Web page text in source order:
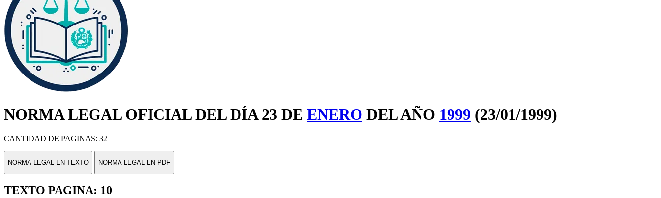
NORMA LEGAL OFICIAL DEL DÍA 23 DE ENERO DEL AÑO 1999 (23/01/1999)
CANTIDAD DE PAGINAS: 32
NORMA LEGAL EN TEXTO NORMA LEGAL EN PDF
TEXTO PAGINA: 10